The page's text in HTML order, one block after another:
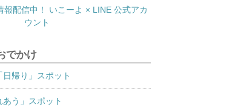
でかけ
帰り」スポット
う」スポット